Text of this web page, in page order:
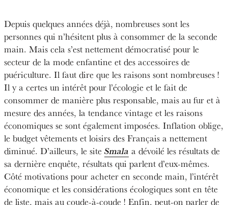
Depuis quelques années déjà, nombreuses sont les
personnes qui n’hésitent plus à consommer de la seconde
main. Mais cela s’est nettement démocratisé pour le
secteur de la mode enfantine et des accessoires de
puériculture. Il faut dire que les raisons sont nombreuses !
Il y a certes un intérêt pour l’écologie et le fait de
consommer de manière plus responsable, mais au fur et à
mesure des années, la tendance vintage et les raisons
économiques se sont également imposées. Inflation oblige,
le budget vêtements et loisirs des Français a nettement
diminué. D’ailleurs, le site Smala a dévoilé les résultats de
sa dernière enquête, résultats qui parlent d’eux-mêmes.
Côté motivations pour acheter en seconde main, l’intérêt
économique et les considérations écologiques sont en tête
de liste, mais au coude-à-coude ! Enfin, peut-on parler de